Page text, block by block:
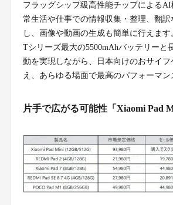
フラッグシップ級高性能チップによるAI
常生活や仕事での情報収集・整理、翻
し、画像や動画の生成も簡単に行えま
Tシリーズ最大の5500mAhバッテリーと
動を実現しながら、日本向けのおサイ
え、あらゆる場面で最高のパフォーマン
片手で広がる可能性「Xiaomi Pad